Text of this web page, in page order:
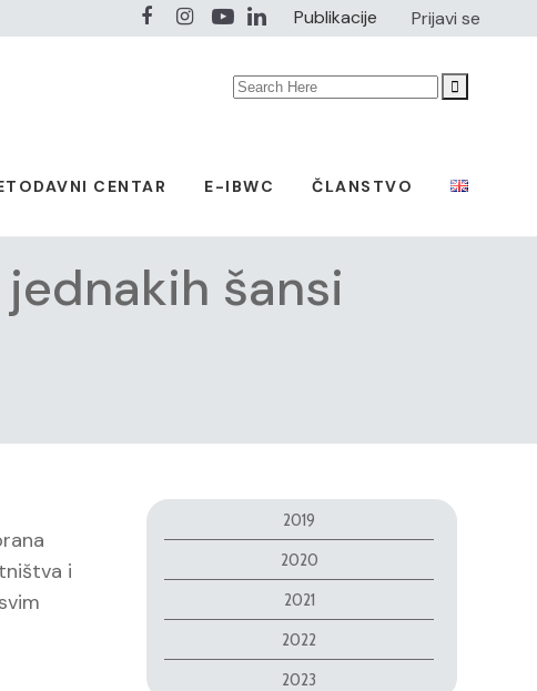
Publikacije Prijavi se
Search
CENTAR E-IBWC ČLANSTVO
šansi
i
2019
2020
2021
2022
2023